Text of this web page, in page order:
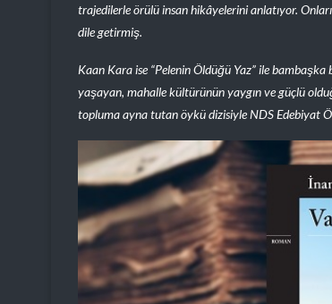
trajedilerle örülü insan hikâyelerini anlatıyor.
dile getirmiş.
Kaan Kara ise “Pelenin Öldüğü Yaz” ile bambaşka
yaşayan, mahalle kültürünün yaygın ve güçlü
topluma ayna tutan öykü dizisiyle NDS Edebiyat